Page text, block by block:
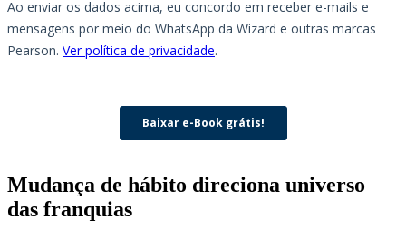
Mudança de hábito direciona universo
das franquias